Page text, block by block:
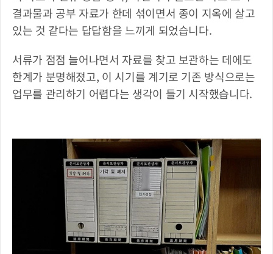
결과물과 공부 자료가 한데 섞이면서 종이 지옥에 살고
있는 것 같다는 답답함을 느끼게 되었습니다.
서류가 점점 늘어나면서 자료를 찾고 보관하는 데에도
한계가 분명해졌고, 이 시기를 계기로 기존 방식으로는
업무를 관리하기 어렵다는 생각이 들기 시작했습니다.